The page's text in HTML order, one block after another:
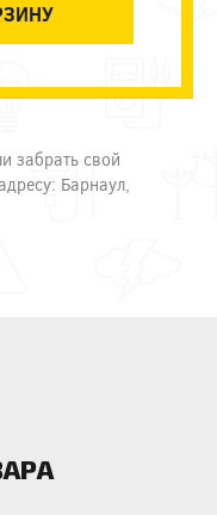
забрать свой
Барнаул,